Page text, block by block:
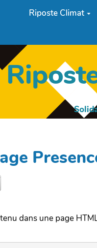
Riposte Climat
dans une page